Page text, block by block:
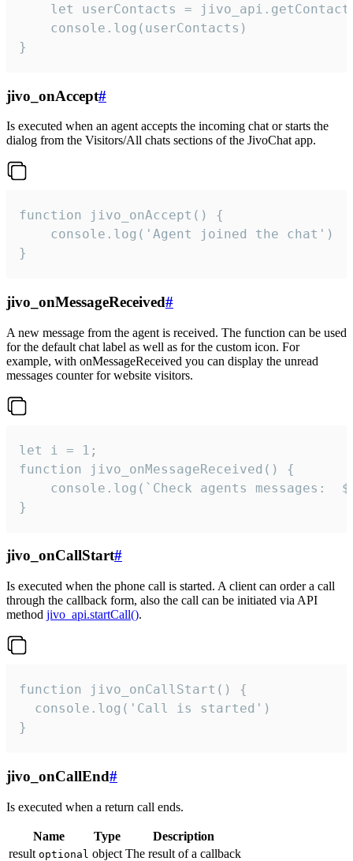
let userContacts =
    console.log(userContacts)
}
jivo_onAccept#
Is executed when an agent accepts the incoming chat or starts the
dialog from the Visitors/All chats sections of the JivoChat app.
function jivo_onAccept() {
}
jivo_onMessageReceived#
A new message from the agent is received. The function can be used
for the default chat label as well as for the custom icon. For
example, with onMessageReceived you can display the unread
messages counter for website visitors.
let i = 1;
function jivo_onMessageReceived() {
}
jivo_onCallStart#
Is executed when the phone call is started. A client can order a call
through the callback form, also the call can be initiated via API
method jivo_api.startCall().
function jivo_onCallStart() {
  console.log('Call is started')
}
jivo_onCallEnd#
Is executed when a return call ends.
Name Type
Description
result optional object The result of a callback